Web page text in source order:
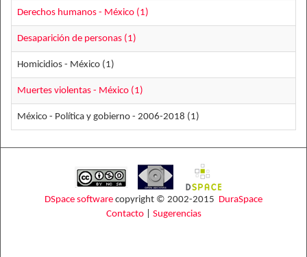
Derechos humanos - México (1)
Desaparición de personas (1)
Homicidios - México (1)
Muertes violentas - México (1)
México - Política y gobierno - 2006-2018 (1)
DSpace software copyright © 2002-2015 DuraSpace
Contacto| Sugerencias